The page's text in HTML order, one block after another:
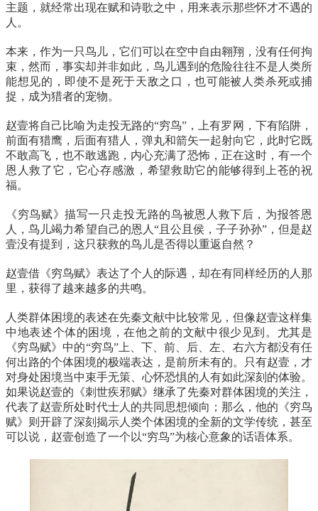
主题，就经常出现在赋和诗歌之中，用来表示那些怀才不遇的
人。
本来，作为一只鸟儿，它们可以在空中自由翱翔，没有任何拘
束，然而，事实却并非如此，鸟儿遇到的危险往往不是人类所
能想见的，即使不是死于天敌之口，也可能被人类杀死或捕
捉，成为猎者的宠物。
赵壹将自己比喻为走投无路的“穷鸟”，上有罗网，下有陷阱，
前面有猎鹰，后面有猎人，弹丸和箭矢一起射向它，此时它既
不敢高飞，也不敢逃跑，内心充满了恐怖，正在这时，有一个
恩人救了它，它心存感激，希望救助它的能够得到上苍的祝
福。
《穷鸟赋》描写一只走投无路的鸟被恩人救下后，为报答恩
人，鸟儿竭力希望自己的恩人“且公且侯，子子孙孙”，但是赵
壹没有提到，这只获救的鸟儿是否得以重返自然？
赵壹借《穷鸟赋》表达了个人的际遇，却在有同样经历的人那
里，获得了越来越多的共鸣。
人类群体困境的表述在先秦文献中比较常见，但像赵壹这样集
中地表述个体的困境，在他之前的文献中很少见到。尤其是
《穷鸟赋》中的“穷鸟”上、下、前、后、左、右六方都没有任
何出路的个体困境的极端表达，是前所未有的。只有赵壹，才
对身处困境当中束手无策、心怀恐惧的人有如此深刻的体验。
如果说赵壹的《刺世疾邪赋》继承了先秦对群体困境的关注，
代表了赵壹所处时代士人的共同思想倾向；那么，他的《穷鸟
赋》则开辟了深刻揭示人类个体困境的全新的文学传统，甚至
可以说，赵壹创造了一个以“穷鸟”为核心意象的话语体系。